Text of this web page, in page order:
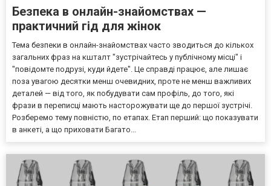
Безпека в онлайн-знайомствах —
практичний гід для жінок
Тема безпеки в онлайн-знайомствах часто зводиться до кількох
загальних фраз на кшталт "зустрічайтесь у публічному місці" і
"повідомте подрузі, куди йдете". Це справді працює, але лишає
поза увагою десятки менш очевидних, проте не менш важливих
деталей — від того, як побудувати сам профіль, до того, які
фрази в переписці мають насторожувати ще до першої зустрічі.
Розберемо тему повністю, по етапах. Етап перший: що показувати
в анкеті, а що приховати Багато...